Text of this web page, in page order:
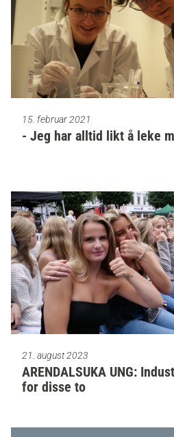
15. februar 2021
- Jeg har alltid likt å leke
21. august 2023
ARENDALSUKA UNG:
for disse to